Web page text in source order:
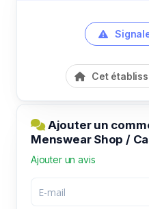
Cet
Ajouter un
Menswear Shop /
Ajouter un avis